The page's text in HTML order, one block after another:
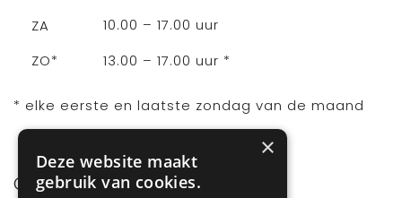
ZA
10.00 – 17.00 uur
ZO*
13.00 – 17.00 uur *
* elke eerste en laatste zondag van de maand
CONTACT
×
Deze website maakt
gebruik van cookies.